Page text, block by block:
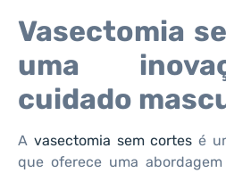
Vasectomia
uma
cuidado
A vasectomia sem cortes é
que oferece uma